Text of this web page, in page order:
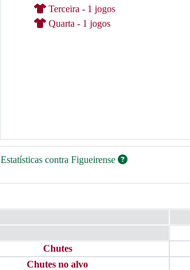
Terceira - 1 jogos
Quarta - 1 jogos
Estatísticas contra Figueirense
Chutes
Chutes no alvo